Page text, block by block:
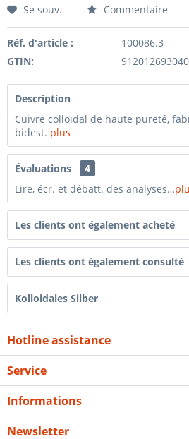
Se souv. Commentaire
Réf. d'article :
100086.3
GTIN:
Description
Cuivre colloïdal de haute pureté,
bidest. plus
Évaluations
4
Lire, écr. et débatt. des analyses…
Les clients ont également acheté
Les clients ont également consulté
Kolloidales Silber
Hotline assistance
Service
Informations
Newsletter